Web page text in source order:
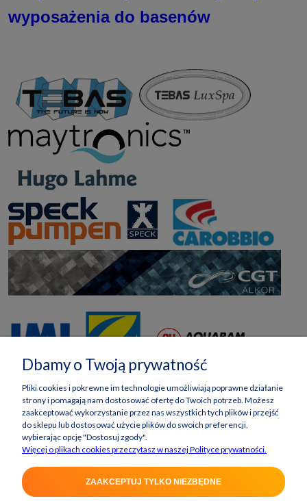
wyposażenia do basenów
Dbamy o Twoją prywatność
Pliki cookies i pokrewne im technologie umożliwiają poprawne działanie
strony i pomagają nam dostosować ofertę do Twoich potrzeb. Możesz
zaakceptować wykorzystanie przez nas wszystkich tych plików i przejść
do sklepu lub dostosować użycie plików do swoich preferencji,
wybierając opcję "Dostosuj zgody".
Więcej o plikach cookies przeczytasz w naszej Polityce prywatności.
ZAAKCEPTUJ TYLKO NIEZBĘDNE